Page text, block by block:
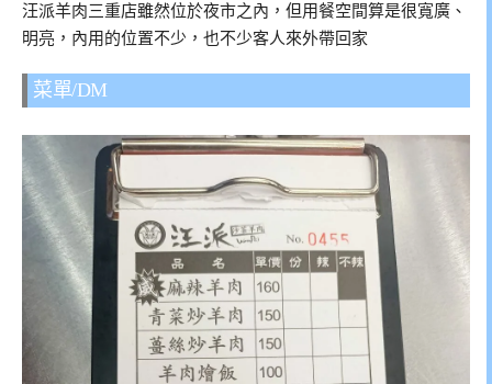
汪派羊肉三重店雖然位於夜市之內，但用餐空間算是很寬廣、
明亮，內用的位置不少，也不少客人來外帶回家
菜單/DM